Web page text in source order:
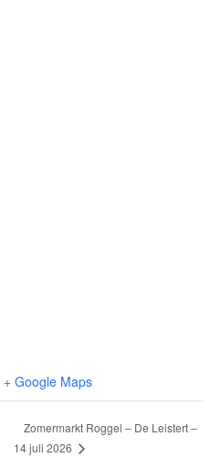
+ Google Maps
Zomermarkt Roggel – De Leistert –
14 juli 2026